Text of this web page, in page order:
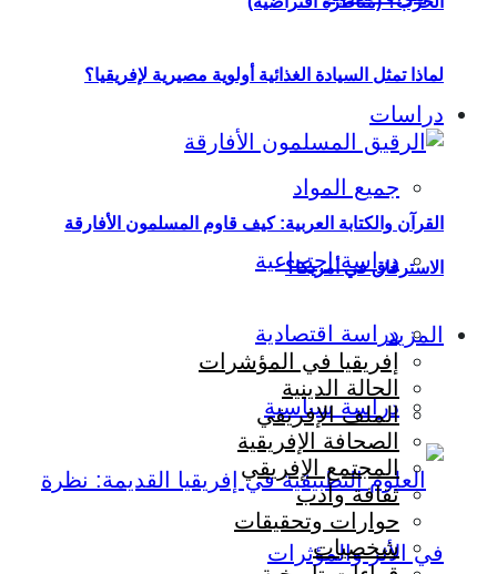
دراسات
جميع المواد
دراسة اجتماعية
دراسة اقتصادية
دراسة سياسية
لماذا تمثل السيادة الغذائية أولوية مصيرية لإفريقيا؟
القرآن والكتابة العربية: كيف قاوم المسلمون الأفارقة
الاسترقاق في أمريكا؟
المزيد
إفريقيا في المؤشرات
الحالة الدينية
الملف الإفريقي
الصحافة الإفريقية
المجتمع الإفريقي
ثقافة وأدب
حوارات وتحقيقات
شخصيات